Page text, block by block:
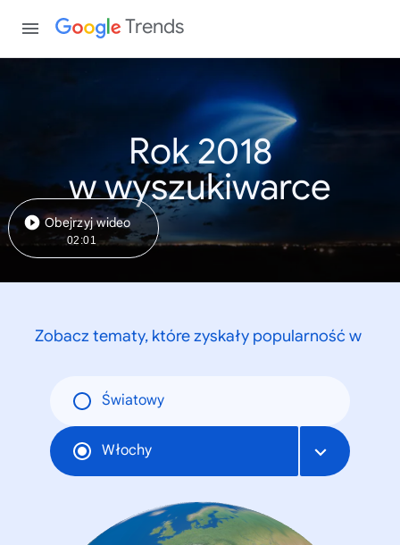
Trends
Rok 2018
w wyszukiwarce
Obejrzyj wideo
02:01
Zobacz tematy, które zyskały popularność w
Światowy
Włochy